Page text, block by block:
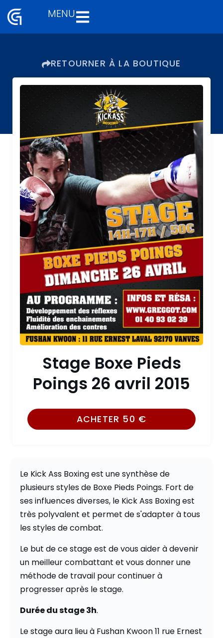
Aller
MENU
RETOURNER À LA BOUTIQUE
Stage Boxe Pieds
Poings 26 avril 2015
ACHETER 50 €
Le Kick Ass Boxing est une synthèse de
plusieurs styles de Boxe Pieds Poings. Fort de
ses influences diverses, le Kick Ass Boxing est
très polyvalent et permet de s'adapter à tous
les styles de combat.
Le but de ce stage est de vous aider à devenir
un meilleur combattant et vous donner une
méthode de travail pour continuer à
progresser après le stage.
Durée du stage 3h.
Le stage aura lieu à Fushan Kwoon 11 rue Ernest